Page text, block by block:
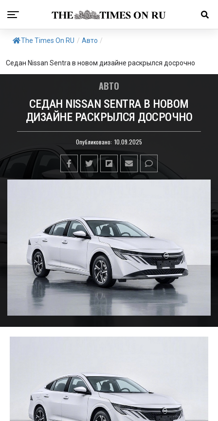
The Times On RU / Авто /
Седан Nissan Sentra в новом дизайне раскрылся досрочно
АВТО
СЕДАН NISSAN SENTRA В НОВОМ
ДИЗАЙНЕ РАСКРЫЛСЯ ДОСРОЧНО
Опубликовано: 10.09.2025